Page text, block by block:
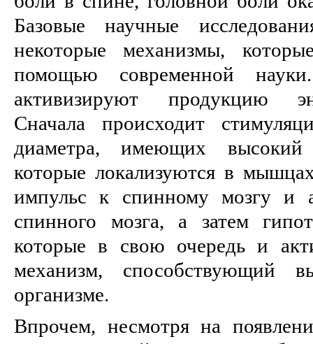
Базовые научные
некоторые механизмы,
помощью современной
активизируют продукцию
Сначала происходит
диаметра, имеющих высокий
которые локализуются в
импульс к спинному мозгу и
спинного мозга, а затем
которые в свою очередь и
механизм, способствующий
организме.
Впрочем, несмотря на